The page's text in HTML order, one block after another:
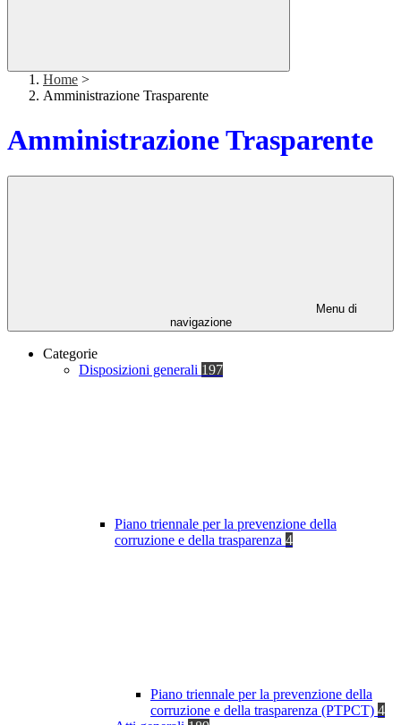
Home >
Amministrazione Trasparente
Amministrazione Trasparente
Menu di
navigazione
Categorie
Disposizioni generali 197
Piano triennale per la prevenzione della
corruzione e della trasparenza 4
Piano triennale per la prevenzione della
corruzione e della trasparenza (PTPCT) 4